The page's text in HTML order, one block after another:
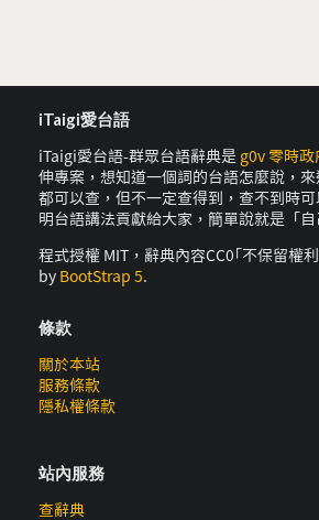
iTaigi愛台語
iTaigi愛台語-群眾台語辭典是 g0v 零時政
伸專案，想知道一個詞的台語怎麼說，
都可以查，但不一定查得到，查不到時
明台語講法貢獻給大家，簡單說就是「
程式授權 MIT，辭典內容CC0｢不保留權
by BootStrap 5.
條款
關於本站
服務條款
隱私權條款
站內服務
查辭典